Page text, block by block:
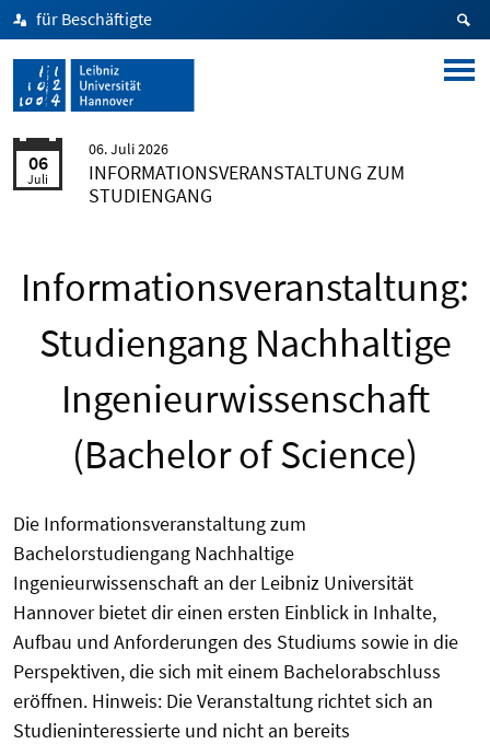
für Beschäftigte
06
Juli
06. Juli 2026
INFORMATIONSVERANSTALTUNG ZUM
STUDIENGANG
Informationsveranstaltung:
Studiengang Nachhaltige
Ingenieurwissenschaft
(Bachelor of Science)
Die Informationsveranstaltung zum
Bachelorstudiengang Nachhaltige
Ingenieurwissenschaft an der Leibniz Universität
Hannover bietet dir einen ersten Einblick in Inhalte,
Aufbau und Anforderungen des Studiums sowie in die
Perspektiven, die sich mit einem Bachelorabschluss
eröffnen. Hinweis: Die Veranstaltung richtet sich an
Studieninteressierte und nicht an bereits